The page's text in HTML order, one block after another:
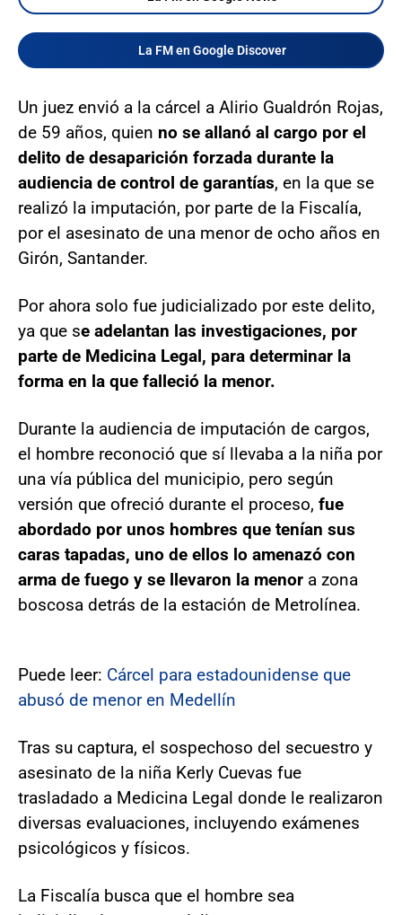
La FM en Google Discover
Un juez envió a la cárcel a Alirio Gualdrón Rojas,
de 59 años, quien no se allanó al cargo por el
delito de desaparición forzada durante la
audiencia de control de garantías, en la que se
realizó la imputación, por parte de la Fiscalía,
por el asesinato de una menor de ocho años en
Girón, Santander.
Por ahora solo fue judicializado por este delito,
ya que se adelantan las investigaciones, por
parte de Medicina Legal, para determinar la
forma en la que falleció la menor.
Durante la audiencia de imputación de cargos,
el hombre reconoció que sí llevaba a la niña por
una vía pública del municipio, pero según
versión que ofreció durante el proceso, fue
abordado por unos hombres que tenían sus
caras tapadas, uno de ellos lo amenazó con
arma de fuego y se llevaron la menor a zona
boscosa detrás de la estación de Metrolínea.
Puede leer: Cárcel para estadounidense que
abusó de menor en Medellín
Tras su captura, el sospechoso del secuestro y
asesinato de la niña Kerly Cuevas fue
trasladado a Medicina Legal donde le realizaron
diversas evaluaciones, incluyendo exámenes
psicológicos y físicos.
La Fiscalía busca que el hombre sea